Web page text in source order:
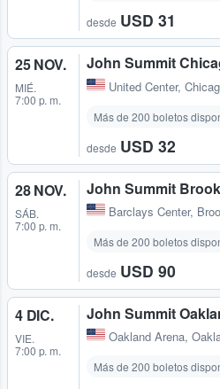
desde USD 31
25 NOV.
MIÉ.
7:00 p. m.
John Summit
United Center,
Más de 200 boletos
desde USD 32
28 NOV.
SÁB.
7:00 p. m.
John Summit
Barclays Center,
Más de 200 boletos
desde USD 90
4 DIC.
VIE.
7:00 p. m.
John Summit
Oakland Arena,
Más de 200 boletos